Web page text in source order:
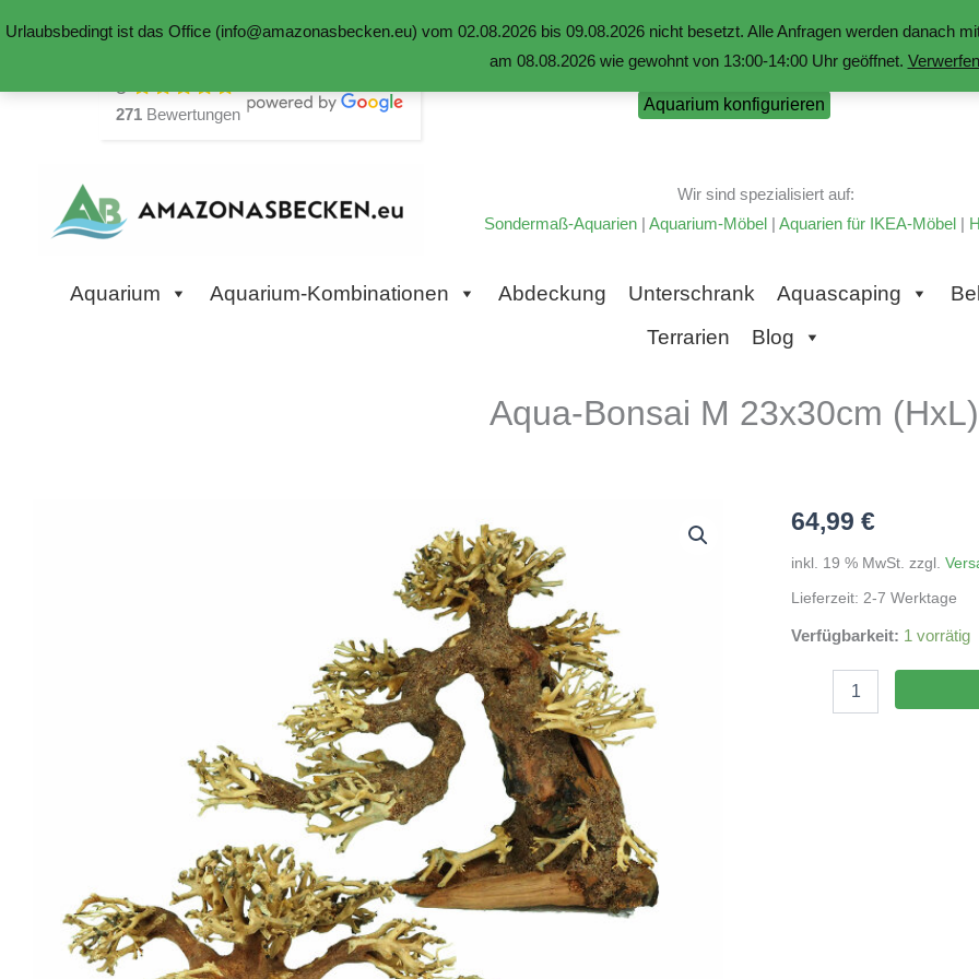
Urlaubsbedingt ist das Office (info@amazonasbecken.eu) vom 02.08.2026 bis 09.08.2026 nicht besetzt. Alle Anfragen werden danach
am 08.08.2026 wie gewohnt von 13:00-14:00 Uhr geöffnet. Verwerfen
5
271 Bewertungen
Aquarium konfigurieren
Wir sind spezialisiert auf:
Sondermaß-Aquarien | Aquarium-Möbel | Aquarien für IKEA-Möbel |
Aquarium Aquarium-Kombinationen Abdeckung Unterschrank Aquascaping
Terrarien
Blog
Aqua-Bonsai M 23x30cm (HxL)
64,99€
inkl. 19 % MwSt. zzgl.
Lieferzeit:2-7 Werktage
Verfügbarkeit: 1 vorrätig